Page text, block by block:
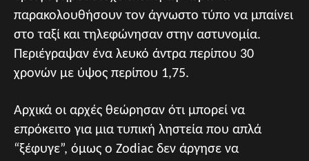
παρακολουθήσουν τον άγνωστο τύπο να μπαίνει
στο ταξί και τηλεφώνησαν στην αστυνομία.
Περιέγραψαν ένα λευκό άντρα περίπου 30
χρονών με ύψος περίπου 1,75.
Αρχικά οι αρχές θεώρησαν ότι μπορεί να
επρόκειτο για μια τυπική ληστεία που απλά
“ξέφυγε”, όμως ο Zodiac δεν άργησε να